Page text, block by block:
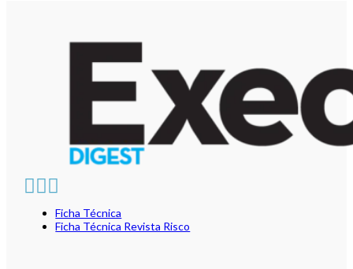
Ficha Técnica
Ficha Técnica Revista Risco